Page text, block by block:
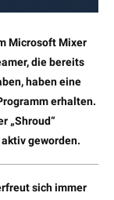
Microsoft Mixer
die bereits
haben eine
erhalten.
„Shroud“
geworden.
sich immer